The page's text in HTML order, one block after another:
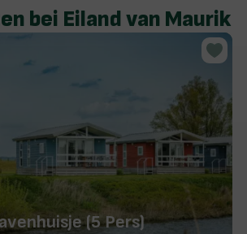
bei Eiland van Maurik
(5 Pers)